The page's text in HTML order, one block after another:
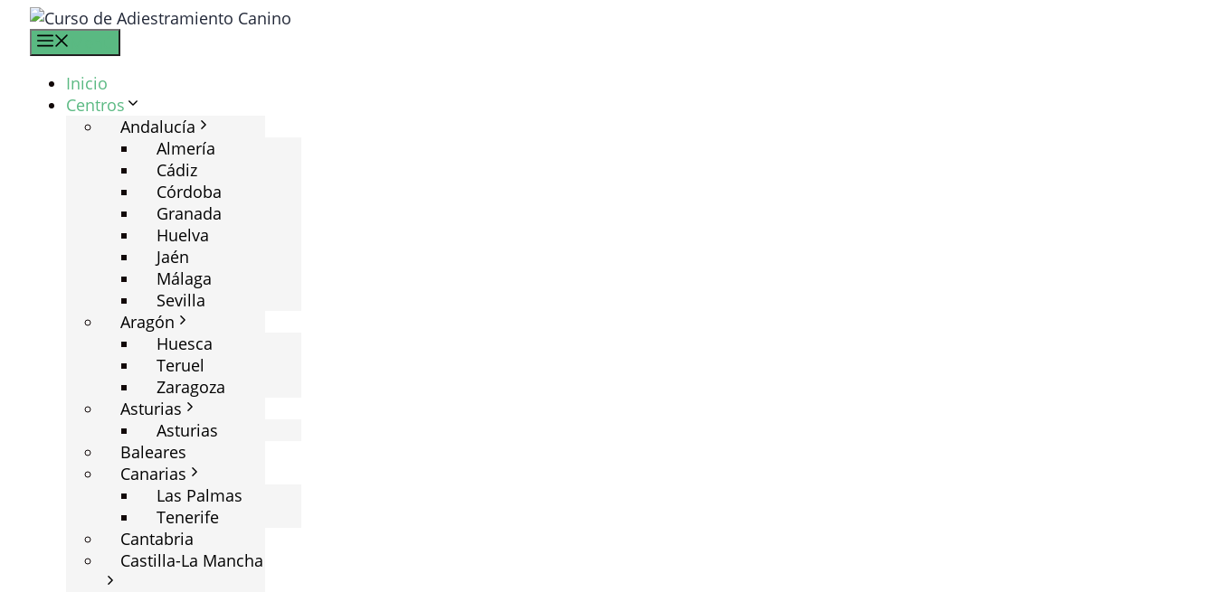
Saltar
contenido
Inicio
Centros
Andalucía
Almería
Cádiz
Córdoba
Granada
Huelva
Jaén
Málaga
Sevilla
Aragón
Huesca
Teruel
Zaragoza
Asturias
Asturias
Baleares
Canarias
Las Palmas
Tenerife
Cantabria
Castilla-La Mancha